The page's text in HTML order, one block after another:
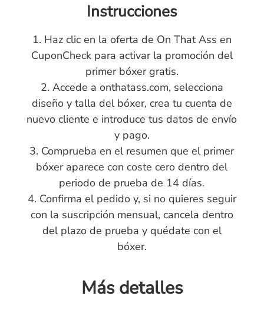
Instrucciones
1. Haz clic en la oferta de On That Ass en
CuponCheck para activar la promoción del
primer bóxer gratis.
2. Accede a onthatass.com, selecciona
diseño y talla del bóxer, crea tu cuenta de
nuevo cliente e introduce tus datos de envío
y pago.
3. Comprueba en el resumen que el primer
bóxer aparece con coste cero dentro del
periodo de prueba de 14 días.
4. Confirma el pedido y, si no quieres seguir
con la suscripción mensual, cancela dentro
del plazo de prueba y quédate con el
bóxer.
Más detalles